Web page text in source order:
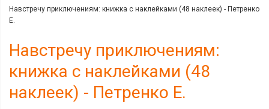
Навстречу приключениям: книжка с наклейками (48 наклеек) - Петренко
Е.
Навстречу приключениям:
книжка с наклейками (48
наклеек) - Петренко Е.